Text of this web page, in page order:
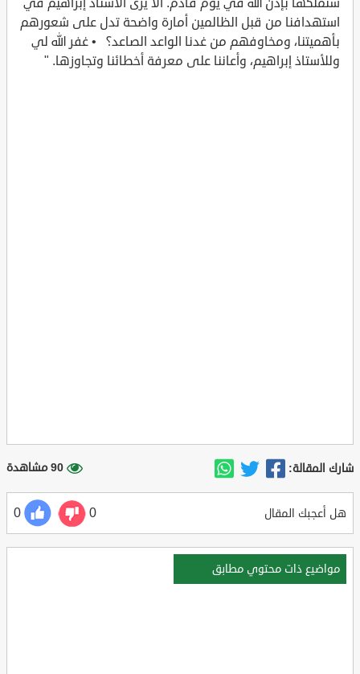
استهدافنا من قبل الظالمين أمارة واضحة تدل على شعورهم
بأهميتنا، ومخاوفهم من غدنا الواعد الصاعد؟ • غفر الله لي
وللأستاذ إبراهيم، وأعاننا على معرفة أخطائنا وتجاوزها. "
شارك المقالة: 90 مشاهدة
هل أعجبك المقال 0
0
مواضيع ذات محتوي مطابق